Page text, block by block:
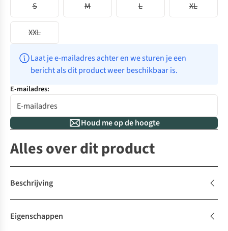
S
M L XL
XXL
Laat je e-mailadres achter en we sturen je een
bericht als dit product weer beschikbaar is.
E-mailadres:
Houd me op de hoogte
Alles over dit product
Beschrijving
Eigenschappen